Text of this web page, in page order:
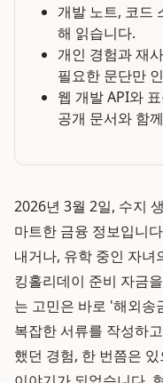
개발 노트, 코드
해 읽습니다.
개인 경험과 재
필요한 문단만
웹 개발 API와
공개 문서와 함
2026년 3월 2일, 수지
마트한 금융 정보입니
내거나, 유학 중인 자녀
킹홀리데이 준비 자금
는 고민은 바로 '해외송
복잡한 서류를 작성하
했던 경험, 한 번쯤은